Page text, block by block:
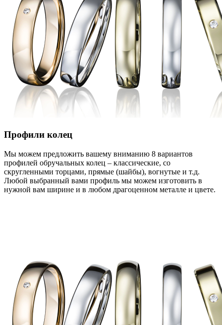
Профили колец
Мы можем предложить вашему вниманию 8 вариантов
профилей обручальных колец – классические, со
скругленными торцами, прямые (шайбы), вогнутые и т.д.
Любой выбранный вами профиль мы можем изготовить в
нужной вам ширине и в любом драгоценном металле и цвете.